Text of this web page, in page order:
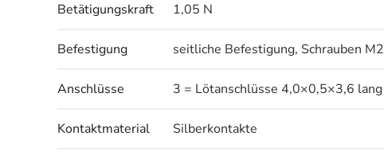
Betätigungskraft 1,05 N
Befestigung seitliche Befestigung, Schrauben M2
Anschlüsse 3 = Lötanschlüsse 4,0×0,5×3,6 lang
Kontaktmaterial Silberkontakte